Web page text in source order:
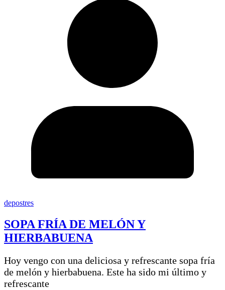
depostres
SOPA FRÍA DE MELÓN Y
HIERBABUENA
Hoy vengo con una deliciosa y refrescante sopa fría
de melón y hierbabuena. Este ha sido mi último y
refrescante